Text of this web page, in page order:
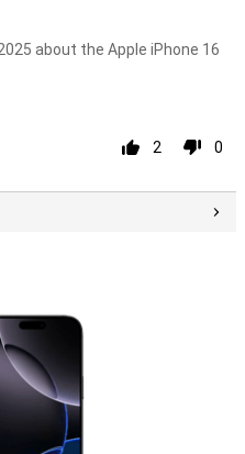
about the Apple iPhone 16
2 0